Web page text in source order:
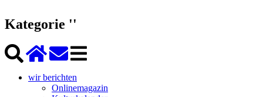
Kategorie ''
wir berichten
Onlinemagazin